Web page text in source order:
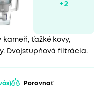
kameň, ťažké kovy,
Dvojstupňová filtrácia.
Porovnať